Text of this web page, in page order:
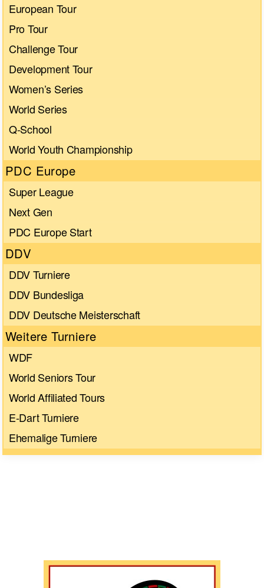
European Tour
Pro Tour
Challenge Tour
Development Tour
Women’s Series
World Series
Q-School
World Youth Championship
PDC Europe
Super League
Next Gen
PDC Europe Start
DDV
DDV Turniere
DDV Bundesliga
DDV Deutsche Meisterschaft
Weitere Turniere
WDF
World Seniors Tour
World Affiliated Tours
E-Dart Turniere
Ehemalige Turniere